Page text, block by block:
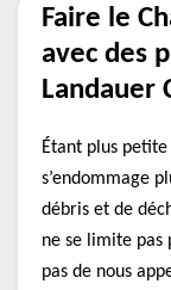
Faire le
avec des
Landauer
Étant plus
s’endommage
débris et de
ne se limite pas
pas de nous